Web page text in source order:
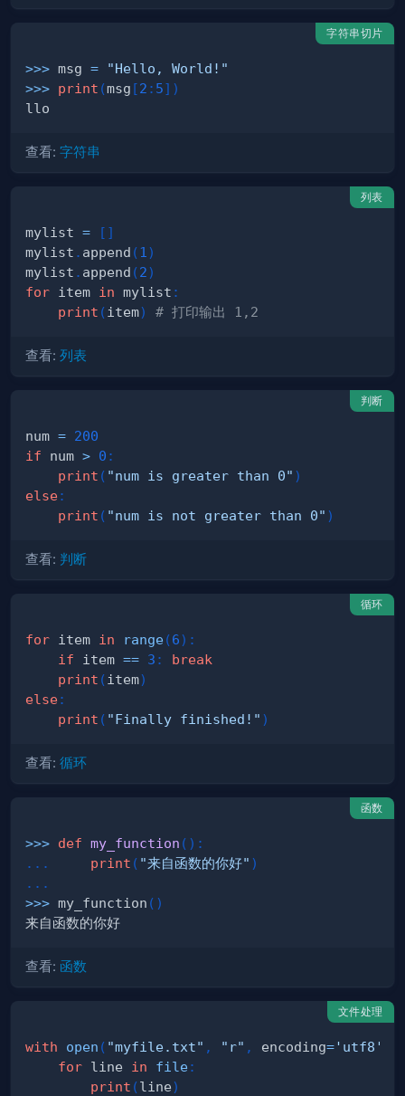
字符串切片
>>> msg =
"Hello, World!"
>>> print (msg [2 : 5] )
查看: 字符串
列表
mylist = [ ]
mylist . append (1 )
mylist . append (2)
for item in mylist :
print ( item) # 打印输出 1,2
查看: 列表
判断
num = 200
if num > 0 :
print ( "num is greater than 0" )
else:
print ( "num is not greater than 0" )
查看: 判断
循环
for item in range(6) :
if item == 3 :
break
print ( item)
else:
print ( "Finally finished!" )
查看: 循环
函数
>>> def my_function ( ) :
. . . print ( "来自函数的你好" )
. . .
>>> my_function ( )
查看: 函数
文件处理
with open ( "myfile.txt" , "r" , encoding='utf8'
for line in file:
print (line)